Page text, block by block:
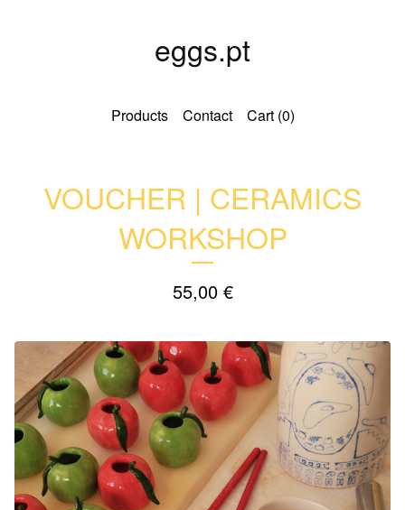
eggs.pt
Products Contact Cart (0)
VOUCHER | CERAMICS
WORKSHOP
55,00 €